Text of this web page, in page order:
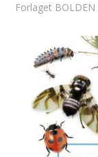
Forlaget BOLDEN